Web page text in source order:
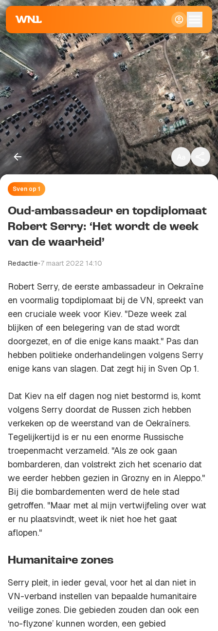
Klein
Standaard
Groot
Sven op 1
Oud-ambassadeur en topdiplomaat
Robert Serry: ‘Het wordt de week
van de waarheid’
Redactie•7 maart 2022 14:10
Robert Serry, de eerste ambassadeur in Oekraïne
en voormalig topdiplomaat bij de VN, spreekt van
een cruciale week voor Kiev. "Deze week zal
blijken of een belegering van de stad wordt
doorgezet, en of die enige kans maakt." Pas dan
hebben politieke onderhandelingen volgens Serry
enige kans van slagen. Dat zegt hij in Sven Op 1.
Dat Kiev na elf dagen nog niet bestormd is, komt
volgens Serry doordat de Russen zich hebben
verkeken op de weerstand van de Oekraïners.
Tegelijkertijd is er nu een enorme Russische
troepenmacht verzameld. "Als ze ook gaan
bombarderen, dan volstrekt zich het scenario dat
we eerder hebben gezien in Grozny en in Aleppo."
Bij die bombardementen werd de hele stad
getroffen. "Maar met al mijn vertwijfeling over wat
er nu plaatsvindt, weet ik niet hoe het gaat
aflopen."
Humanitaire zones
Serry pleit, in ieder geval, voor het al dan niet in
VN-verband instellen van bepaalde humanitaire
veilige zones. Die gebieden zouden dan ook een
‘no-flyzone’ kunnen worden, een gebied